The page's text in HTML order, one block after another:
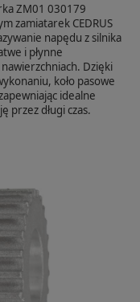
ZM01 030179
zamiatarek CEDRUS
napędu z silnika
i płynne
Dzięki
koło pasowe
idealne
przez długi czas.